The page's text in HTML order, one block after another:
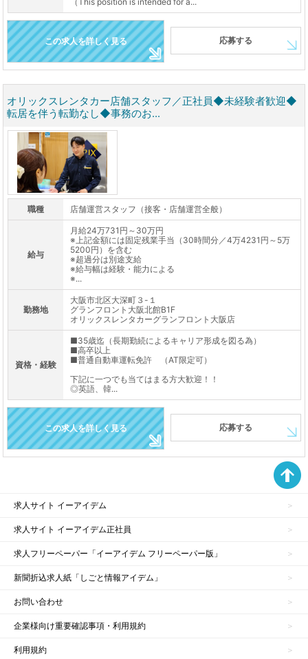
この求人を詳しく見る 応募する
オリックスレンタカー店舗スタッフ／正社員◆未経験者歓迎◆
転居を伴う転勤なし◆事務のお...
職種 店舗運営スタッフ（接客・店舗運営全般）
給与
月給24万731円～30万円
※上記金額には固定残業手当（30時間分／4万4231円～5万
5200円）を含む
※超過分は別途支給
※給与幅は経験・能力による
※...
勤務地
大阪市北区大深町３-１
グランフロント大阪北館B1F
オリックスレンタカーグランフロント大阪店
資格・経験
■35歳迄（長期勤続によるキャリア形成を図る為）
■高卒以上
■普通自動車運転免許 （AT限定可）
下記に一つでも当てはまる方大歓迎！！
◎英語、韓...
この求人を詳しく見る 応募する
求人サイト イーアイデム
求人サイト イーアイデム正社員
求人フリーペーパー「イーアイデム フリーペーパー版」
新聞折込求人紙「しごと情報アイデム」
お問い合わせ
企業様向け重要確認事項・利用規約
利用規約